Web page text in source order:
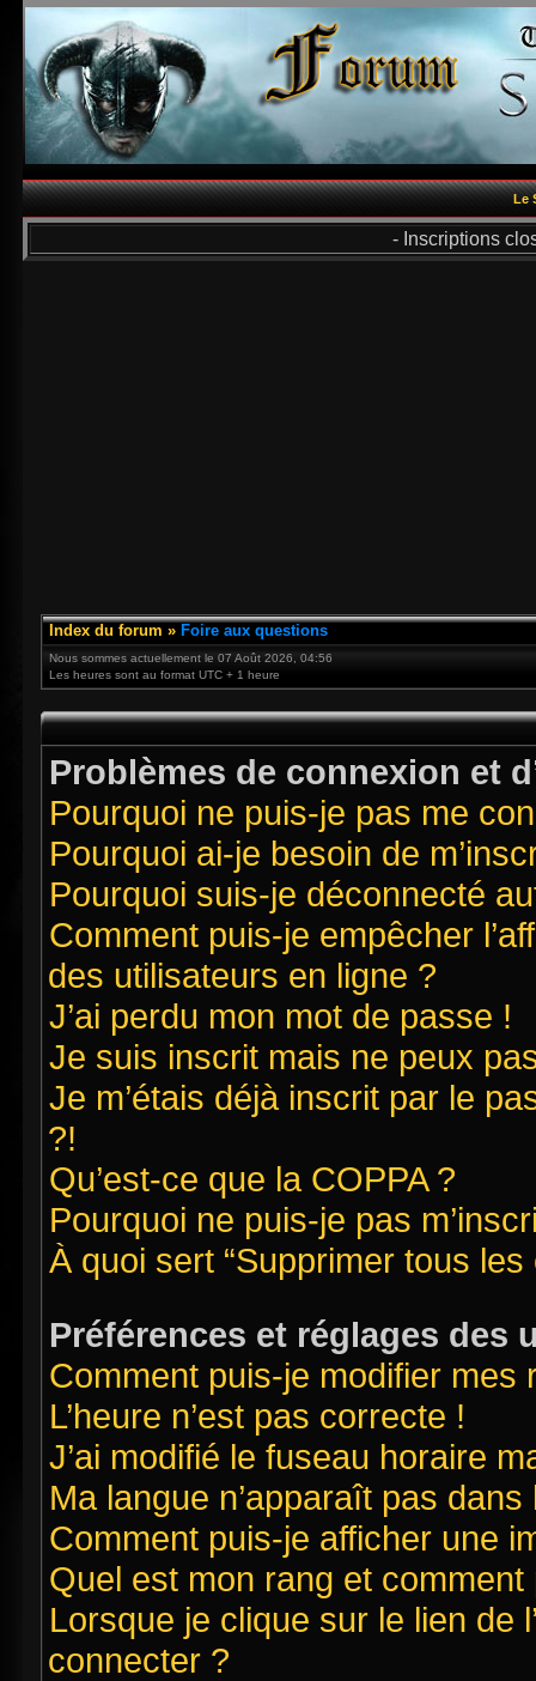
Le
- Inscriptions
Index du forum » Foire aux questions
Nous sommes actuellement le 07 Août 2026, 04:56
Les heures sont au format UTC + 1 heure
Problèmes de connexion et
Pourquoi ne puis-je pas me
Pourquoi ai-je besoin de
Pourquoi suis-je déconnecté
Comment puis-je empêcher
des utilisateurs en ligne ?
J’ai perdu mon mot de passe !
Je suis inscrit mais ne peux
Je m’étais déjà inscrit par le
?!
Qu’est-ce que la COPPA ?
Pourquoi ne puis-je pas
À quoi sert “Supprimer tous
Préférences et réglages des
Comment puis-je modifier mes
L’heure n’est pas correcte !
J’ai modifié le fuseau horaire
Ma langue n’apparaît pas dans
Comment puis-je afficher une
Quel est mon rang et
Lorsque je clique sur le lien de
connecter ?